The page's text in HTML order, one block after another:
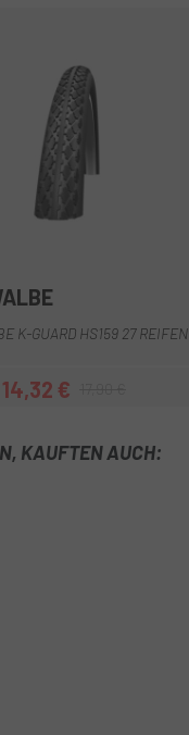
K-GUARD HS159 27 REIFEN
Preis
14,32 €Regulärer Preis
KAUFTEN AUCH: